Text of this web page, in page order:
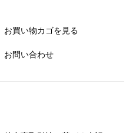
お買い物カゴを見る
お問い合わせ